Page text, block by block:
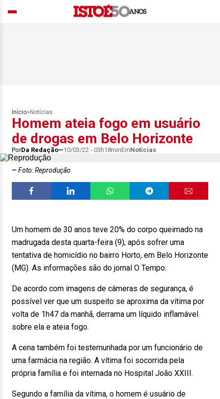
Início> Notícias
Homem ateia fogo em usuário
de drogas em Belo Horizonte
PorDa Redação 10/03/22 - 03h18minEmNotícias
Foto: Reprodução
Um homem de 30 anos teve 20% do corpo queimado na
madrugada desta quarta-feira (9), após sofrer uma
tentativa de homicídio no bairro Horto, em Belo Horizonte
(MG). As informações são do jornal O Tempo.
De acordo com imagens de câmeras de segurança, é
possível ver que um suspeito se aproxima da vítima por
volta de 1h47 da manhã, derrama um líquido inflamável
sobre ela e ateia fogo.
A cena também foi testemunhada por um funcionário de
uma farmácia na região. A vítima foi socorrida pela
própria família e foi internada no Hospital João XXIII.
Segundo a família da vítima, o homem é usuário de